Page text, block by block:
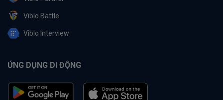
Viblo Battle
Viblo Interview
ỨNG DỤNG DI ĐỘNG